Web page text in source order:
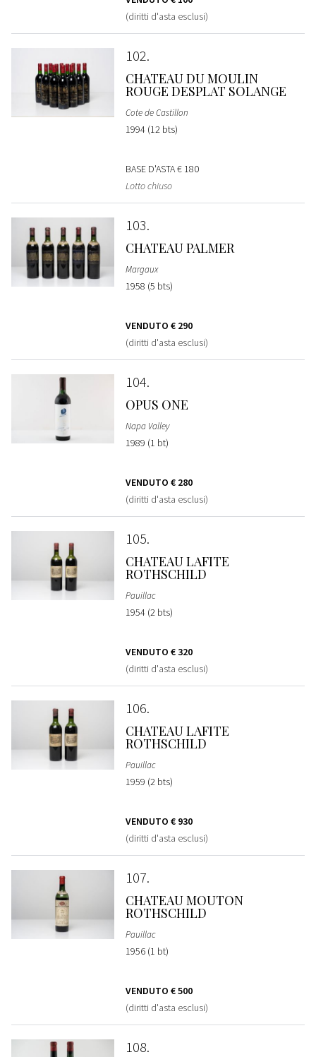
(diritti d'asta esclusi)
102
CHATEAU DU MOULIN
ROUGE DESPLAT SOLANGE
Cote de Castillon
1994 (12 bts)
BASE D'ASTA€ 180
Lotto chiuso
103
CHATEAU PALMER
Margaux
1958 (5 bts)
VENDUTO € 290
(diritti d'asta esclusi)
104
OPUS ONE
Napa Valley
1989 (1 bt)
VENDUTO € 280
(diritti d'asta esclusi)
105
CHATEAU LAFITE
ROTHSCHILD
Pauillac
1954 (2 bts)
VENDUTO € 320
(diritti d'asta esclusi)
106
CHATEAU LAFITE
ROTHSCHILD
Pauillac
1959 (2 bts)
VENDUTO € 930
(diritti d'asta esclusi)
107
CHATEAU MOUTON
ROTHSCHILD
Pauillac
1956 (1 bt)
VENDUTO € 500
(diritti d'asta esclusi)
108